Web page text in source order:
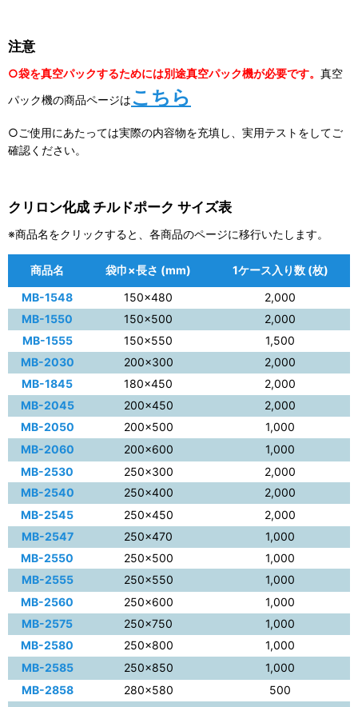
注意
○袋を真空パックするためには別途真空パック機が必要です。 真空
パック機の商品ページはこちら
○ご使用にあたっては実際の内容物を充填し、実用テストをしてご
確認ください。
クリロン化成 チルドポーク サイズ表
※商品名をクリックすると、各商品のページに移行いたします。
商品名 袋巾×長さ (mm)
1ケース入り数 (枚)
MB-1548
150×480
2,000
MB-1550
150×500
2,000
MB-1555
150×550
1,500
MB-2030
200×300
2,000
MB-1845
180×450
2,000
MB-2045
200×450
2,000
MB-2050
200×500
1,000
MB-2060
200×600
1,000
MB-2530
250×300
2,000
MB-2540
250×400
2,000
MB-2545
250×450
2,000
MB-2547
250×470
1,000
MB-2550
250×500
1,000
MB-2555
250×550
1,000
MB-2560
250×600
1,000
MB-2575
250×750
1,000
MB-2580
250×800
1,000
MB-2585
250×850
1,000
MB-2858
280×580
500